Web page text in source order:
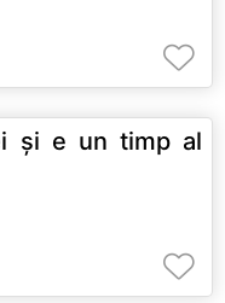
şi e un timp al